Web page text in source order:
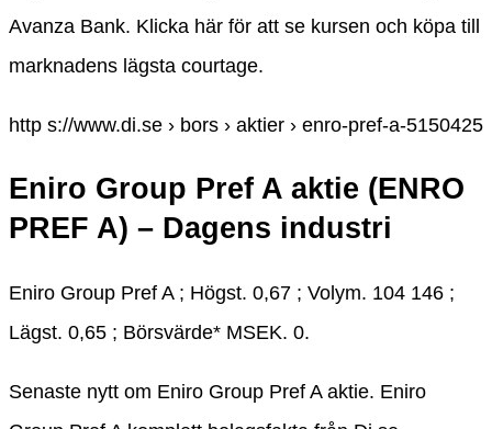
Avanza Bank. Klicka här för att se kursen och köpa till
marknadens lägsta courtage.
http s://www.di.se › bors › aktier › enro-pref-a-5150425
Eniro Group Pref A aktie (ENRO
PREF A) – Dagens industri
Eniro Group Pref A ; Högst. 0,67 ; Volym. 104 146 ;
Lägst. 0,65 ; Börsvärde* MSEK. 0.
Senaste nytt om Eniro Group Pref A aktie. Eniro